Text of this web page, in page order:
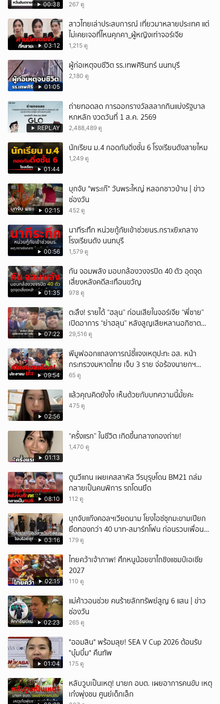
00:38 267 ดู
03:12
สาวไทยเล่าประสบการณ์ เที่ยวมาหลายประเทศ แต่
ไม่เคยเจอที่ไหนคุกคา_ผู้หญิงเท่าจอร์เจีย
1,215 ดู
01:05
ผู้ก่อเหตุจบชีวิต รร.เทพศิรินทร์ นนทบุรี
2,180 ดู
REPLAY
ถ่ายทอดสด การออกรางวัลสลากกินแบ่งรัฐบาล
หกหลัก งวดวันที่ 1 ส.ค. 2569
2,488,489 ดู
01:44
นักเรียน ม.4 กอดกันดิ่งชั้น 6 โรงเรียนดังสายไหม
1,249 ดู
02:15
บุกจับ "พระเก๊" วันพระใหญ่ หลอกชาวบ้าน | ข่าว
ช่องวัน
452 ดู
00:56
นาทีระทึก หน่วยกู้ภัยเข้าช่วยนร.กราxยิxกลาง
โรงเรียนดัง นนทบุรี
1,579 ดู
01:35
กัน จอมพลัง มอบกล้องวงจรปิด 40 ตัว อุดจุด
เสี่ยงหลังคดีสะเทือนขวัญ
978 ดู
07:22
ตะลึง! รายได้ “ฮลุน” ก่อนเสียในจอร์เจีย “พี่ชาย”
เปิดอาการ “ย่าฮลุน” หลังสูญเสียหลานอภิชาต
บุตร!
29,516 ดู
09:54
พีมูฟออกแถลงการณ์ชี้แจงเหตุปะทะ อส. หน้า
กระทรวงมหาดไทย เจ็บ 3 ราย จ่อร้องนายกฯ
ตรวจสอบ
65 ดู
02:56
แล้วคุณคิดยังไง เห็นด้วยกับบทความนี้มั้ยคะ
475 ดู
01:13
“ครั้งแรก” ในชีวิต เกิดขึ้นกลางกองถ่าย!
1,470 ดู
08:10
ตูนวีแกน เผยเคสสาหัส วีรบุรุษโดน BM21 ถล่ม
กลายเป็นคนพิการ รถโดนยึด
112 ดู
03:16
บุกจับแก๊งคอลฯเวียดนาม โยงไอซ์ซุกมะขามเปียก
ยึดทองกว่า 40 บาท-สมาร์ทโฟน ก่อนรวบเพื่อน
ร่วมทีมหอบเงิน 1.5 แสนติดสินบนคาโรงพัก
179 ดู
02:15
ไทยคว้าเจ้าภาพ! ศึกหนูน้อยขาไถชิงแชมป์เอเชีย
2027
110 ดู
02:23
แม่ค้าวอนช่วย คนร้ายลักทรัพย์สูญ 6 แสน | ข่าว
ช่องวัน
265 ดู
01:04
"ออมสิน" พร้อมลุย! SEA V Cup 2026 ต้อนรับ
"บุ๋มบิ๋ม" คืนทัพ
175 ดู
หลับวูบเป็นเหตุ! นายก อบต. เผยอาการคนขับ เหตุ
เก๋งพุ่งชน ศูนย์เด็กเล็ก